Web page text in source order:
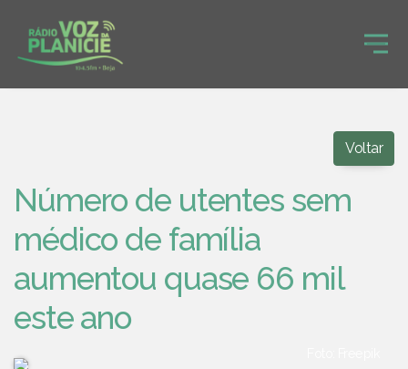
Voltar
Número de utentes sem
médico de família
aumentou quase 66 mil
este ano